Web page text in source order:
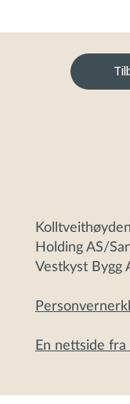
Holding AS/
Vestkyst Bygg
En nettside